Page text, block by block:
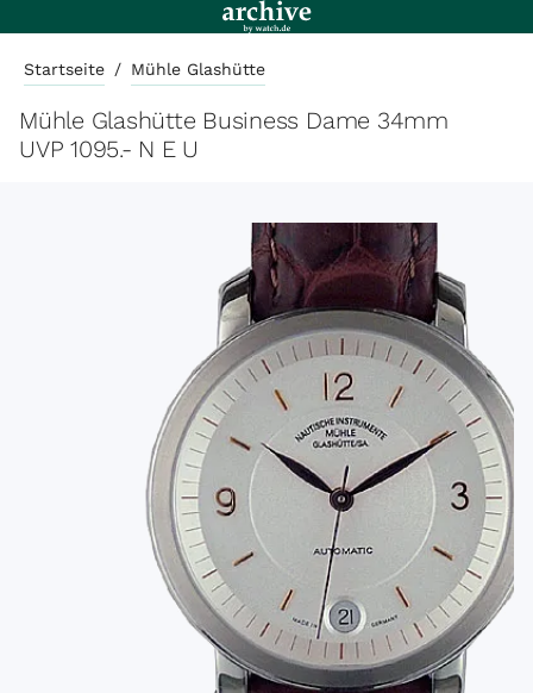
Startseite / Mühle Glashütte
Mühle Glashütte Business Dame 34mm
UVP 1095.- N E U